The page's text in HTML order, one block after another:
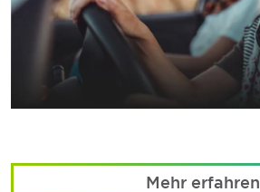
Mehr erfahren